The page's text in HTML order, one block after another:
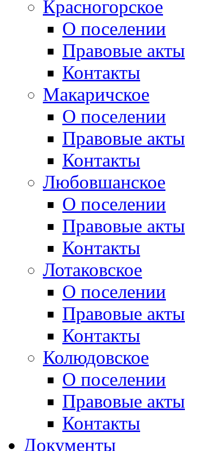
Красногорское
О поселении
Правовые акты
Контакты
Макаричское
О поселении
Правовые акты
Контакты
Любовшанское
О поселении
Правовые акты
Контакты
Лотаковское
О поселении
Правовые акты
Контакты
Колюдовское
О поселении
Правовые акты
Контакты
Документы